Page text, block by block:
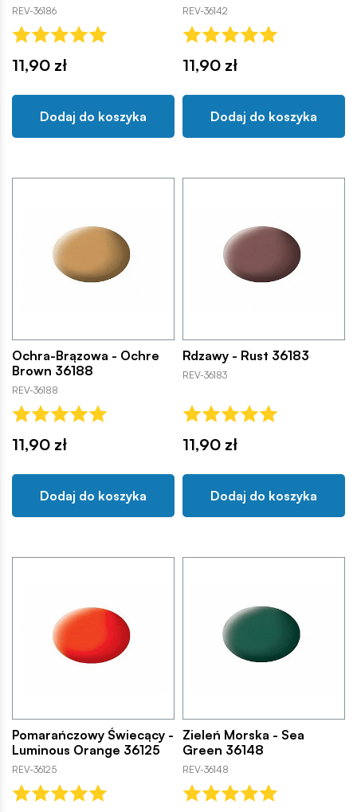
REV-36186
11,90 zł
Dodaj do koszyka
REV-36142
11,90 zł
Dodaj do koszyka
Ochra-Brązowa - Ochre
Brown 36188
REV-36188
11,90 zł
Dodaj do koszyka
Rdzawy - Rust 36183
REV-36183
11,90 zł
Dodaj do koszyka
Pomarańczowy Świecący -
Luminous Orange 36125
REV-36125
Zieleń Morska - Sea
Green 36148
REV-36148